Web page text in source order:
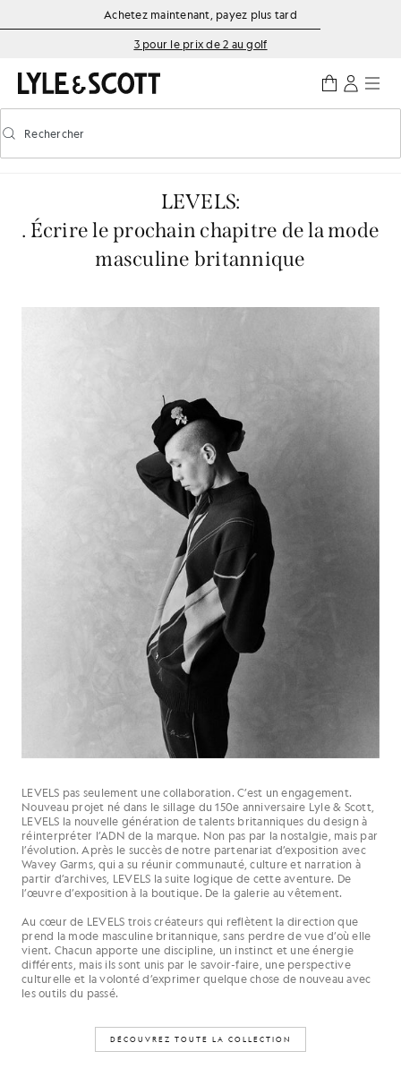
Aller directement au contenu principal
Informations sur l'accessibilité
Achetez maintenant, payez plus tard
3 pour le prix de 2 au golf
Activer/désactiver la recherche prédictive
Rechercher
LEVELS:
. Écrire le prochain chapitre de la mode
masculine britannique
LEVELS pas seulement une collaboration. C’est un engagement.
Nouveau projet né dans le sillage du 150e anniversaire Lyle & Scott,
LEVELS la nouvelle génération de talents britanniques du design à
réinterpréter l’ADN de la marque. Non pas par la nostalgie, mais par
l’évolution. Après le succès de notre partenariat d’exposition avec
Wavey Garms, qui a su réunir communauté, culture et narration à
partir d’archives, LEVELS la suite logique de cette aventure. De
l’œuvre d’exposition à la boutique. De la galerie au vêtement.
Au cœur de LEVELS trois créateurs qui reflètent la direction que
prend la mode masculine britannique, sans perdre de vue d’où elle
vient. Chacun apporte une discipline, un instinct et une énergie
différents, mais ils sont unis par le savoir-faire, une perspective
culturelle et la volonté d’exprimer quelque chose de nouveau avec
les outils du passé.
DÉCOUVREZ TOUTE LA COLLECTION